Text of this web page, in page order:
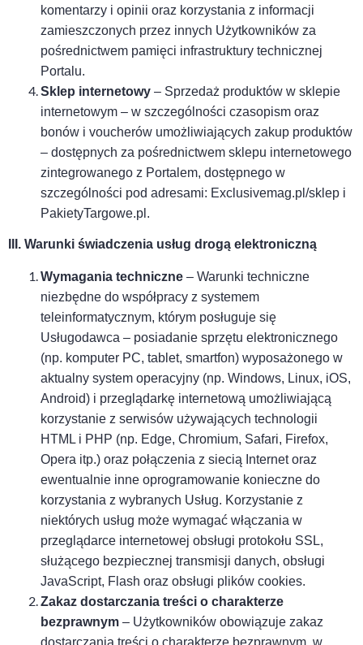
komentarzy i opinii oraz korzystania z informacji
zamieszczonych przez innych Użytkowników za
pośrednictwem pamięci infrastruktury technicznej
Portalu.
Sklep internetowy – Sprzedaż produktów w sklepie
internetowym – w szczególności czasopism oraz
bonów i voucherów umożliwiających zakup produktów
– dostępnych za pośrednictwem sklepu internetowego
zintegrowanego z Portalem, dostępnego w
szczególności pod adresami: Exclusivemag.pl/sklep i
PakietyTargowe.pl.
III. Warunki świadczenia usług drogą elektroniczną
Wymagania techniczne – Warunki techniczne
niezbędne do współpracy z systemem
teleinformatycznym, którym posługuje się
Usługodawca – posiadanie sprzętu elektronicznego
(np. komputer PC, tablet, smartfon) wyposażonego w
aktualny system operacyjny (np. Windows, Linux, iOS,
Android) i przeglądarkę internetową umożliwiającą
korzystanie z serwisów używających technologii
HTML i PHP (np. Edge, Chromium, Safari, Firefox,
Opera itp.) oraz połączenia z siecią Internet oraz
ewentualnie inne oprogramowanie konieczne do
korzystania z wybranych Usług. Korzystanie z
niektórych usług może wymagać włączania w
przeglądarce internetowej obsługi protokołu SSL,
służącego bezpiecznej transmisji danych, obsługi
JavaScript, Flash oraz obsługi plików cookies.
Zakaz dostarczania treści o charakterze
bezprawnym – Użytkowników obowiązuje zakaz
dostarczania treści o charakterze bezprawnym, w